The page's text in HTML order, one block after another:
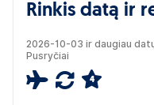
Rinkis datą ir
2026-10-03 ir daugiau
Pusryčiai
4